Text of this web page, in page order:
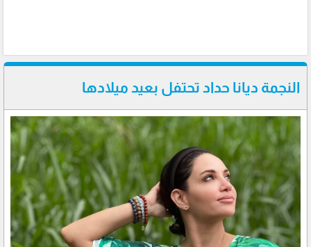
النجمة ديانا حداد تحتفل بعيد ميلادها